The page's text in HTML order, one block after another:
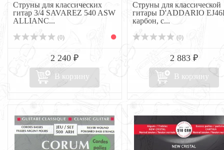
Струны для классических
гитар 3/4 SAVAREZ 540 ASW
ALLIANC...
(0)
2 240 ₽
В корзину
Струны для классической
гитары D'ADDARIO
карбон, с...
(0)
2 883 ₽
В корзину